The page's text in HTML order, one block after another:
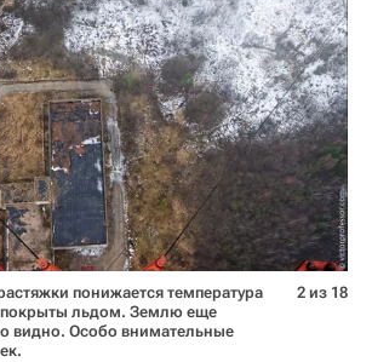
понижается температура
покрыты льдом. Землю еще
видно. Особо внимательные
2 из 18